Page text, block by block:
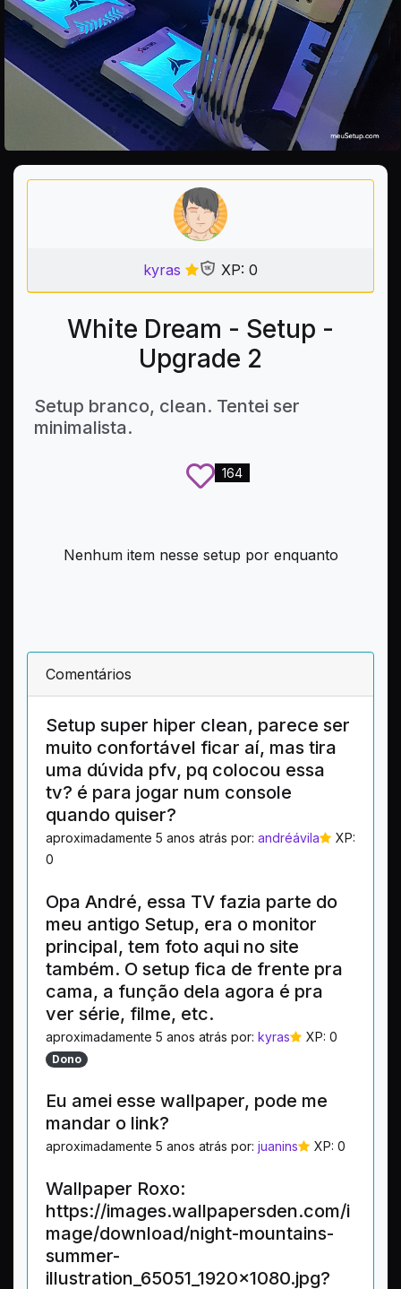
kyras XP: 0
White Dream - Setup -
Upgrade 2
Setup branco, clean. Tentei ser
minimalista.
164
Nenhum item nesse setup por enquanto
Comentários
Setup super hiper clean, parece ser
muito confortável ficar aí, mas tira
uma dúvida pfv, pq colocou essa
tv? é para jogar num console
quando quiser?
aproximadamente 5 anos atrás por: andréávila
XP:
0
Opa André, essa TV fazia parte do
meu antigo Setup, era o monitor
principal, tem foto aqui no site
também. O setup fica de frente pra
cama, a função dela agora é pra
ver série, filme, etc.
aproximadamente 5 anos atrás por: kyras XP: 0
Dono
Eu amei esse wallpaper, pode me
mandar o link?
aproximadamente 5 anos atrás por: juanins XP: 0
Wallpaper Roxo:
https://images.wallpapersden.com/i
mage/download/night-mountains-
summer-
illustration_65051_1920x1080.jpg?